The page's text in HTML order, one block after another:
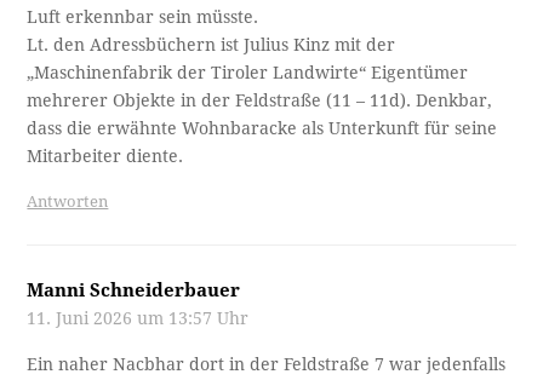
Luft erkennbar sein müsste.
Lt. den Adressbüchern ist Julius Kinz mit der
„Maschinenfabrik der Tiroler Landwirte“ Eigentümer
mehrerer Objekte in der Feldstraße (11 – 11d). Denkbar,
dass die erwähnte Wohnbaracke als Unterkunft für seine
Mitarbeiter diente.
Antworten
Manni Schneiderbauer
11. Juni 2026 um 13:57 Uhr
Ein naher Nacbhar dort in der Feldstraße 7 war jedenfalls